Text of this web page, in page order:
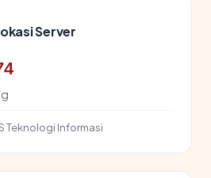
Server
Teknologi Informasi